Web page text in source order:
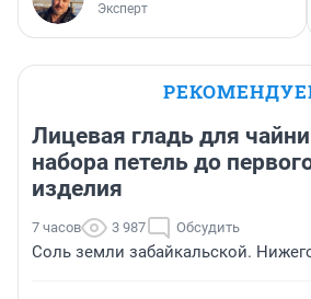
Эксперт
Лицевая гладь для
набора петель до
изделия
7 часов 3 987 Обсудить
Соль земли забайкальской.